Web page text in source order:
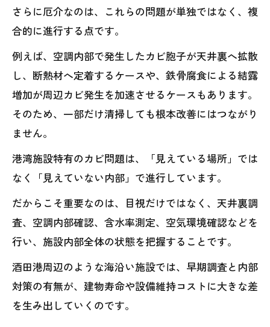
さらに厄介なのは、これらの問題が単独ではなく、複
合的に進行する点です。
例えば、空調内部で発生したカビ胞子が天井裏へ拡散
し、断熱材へ定着するケースや、鉄骨腐食による結露
増加が周辺カビ発生を加速させるケースもあります。
そのため、一部だけ清掃しても根本改善にはつながり
ません。
港湾施設特有のカビ問題は、「見えている場所」では
なく「見えていない内部」で進行しています。
だからこそ重要なのは、目視だけではなく、天井裏調
査、空調内部確認、含水率測定、空気環境確認などを
行い、施設内部全体の状態を把握することです。
酒田港周辺のような海沿い施設では、早期調査と内部
対策の有無が、建物寿命や設備維持コストに大きな差
を生み出していくのです。